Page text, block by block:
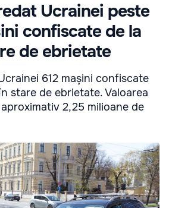
Ucrainei peste
confiscate de la
de ebrietate
612 mașini confiscate
stare de ebrietate. Valoarea
2,25 milioane de